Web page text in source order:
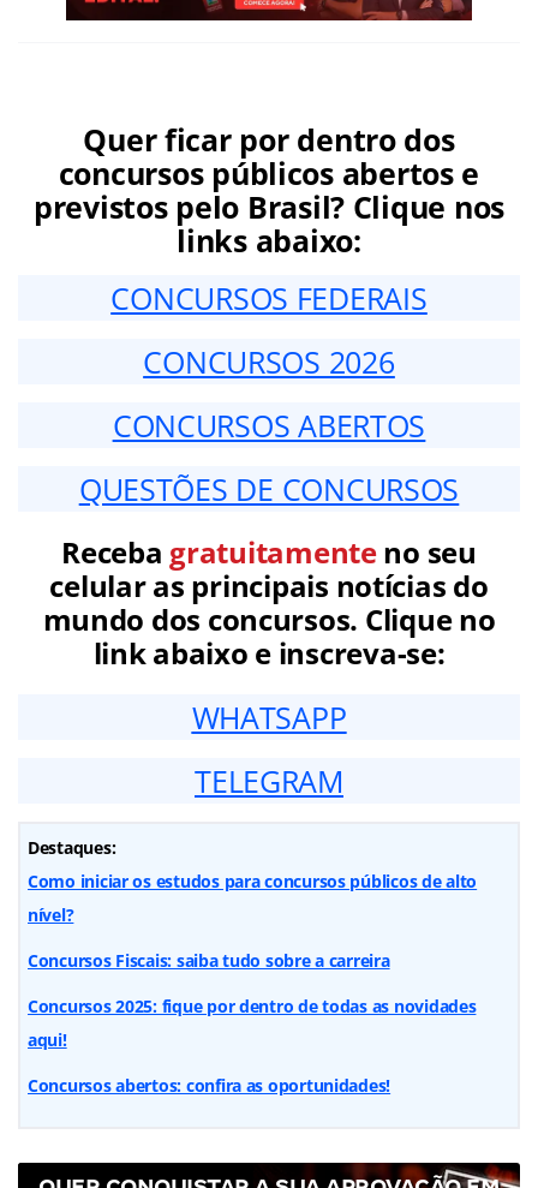
Quer ficar por dentro dos
concursos públicos abertos e
previstos pelo Brasil? Clique nos
links abaixo:
CONCURSOS FEDERAIS
CONCURSOS 2026
CONCURSOS ABERTOS
QUESTÕES DE CONCURSOS
Receba gratuitamenteno seu
celular as principais notícias do
mundo dos concursos. Clique no
link abaixo e inscreva-se:
WHATSAPP
TELEGRAM
Destaques:
Como iniciar os estudos para concursos públicos de alto
nível?
Concursos Fiscais: saiba tudo sobre a carreira
Concursos 2025: fique por dentro de todas as novidades
aqui!
Concursos abertos: confira as oportunidades!